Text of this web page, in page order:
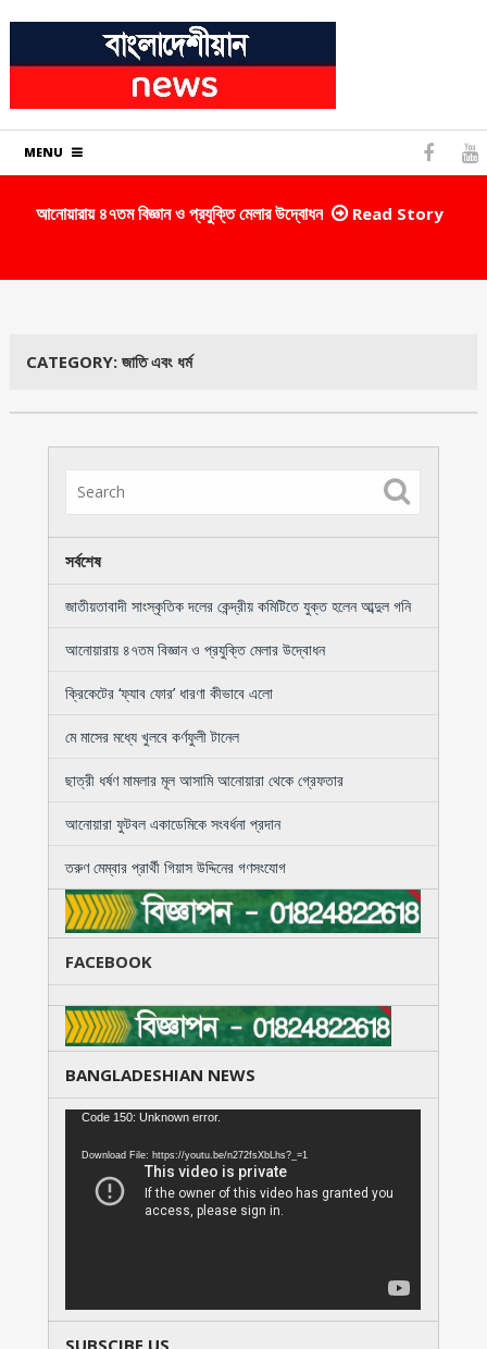
MENU
আনোয়ারায় ৪৭তম বিজ্ঞান ও প্রযুক্তি মেলার উদ্বোধন Read Story
CATEGORY: জাতি এবং ধর্ম
সর্বশেষ
জাতীয়তাবাদী সাংস্কৃতিক দলের কেন্দ্রীয় কমিটিতে যুক্ত হলেন আব্দুল গনি
আনোয়ারায় ৪৭তম বিজ্ঞান ও প্রযুক্তি মেলার উদ্বোধন
ক্রিকেটের ‘ফ্যাব ফোর’ ধারণা কীভাবে এলো
মে মাসের মধ্যে খুলবে কর্ণফুলী টানেল
ছাত্রী ধর্ষণ মামলার মূল আসামি আনোয়ারা থেকে গ্রেফতার
আনোয়ারা ফুটবল একাডেমিকে সংবর্ধনা প্রদান
তরুণ মেম্বার প্রার্থী গিয়াস উদ্দিনের গণসংযোগ
FACEBOOK
BANGLADESHIAN NEWS
Video
Code 150: Unknown error.
Download File: https://youtu.be/n272fsXbLhs?_=1